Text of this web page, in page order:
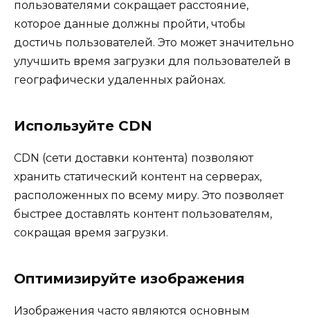
пользователями сокращает расстояние,
которое данные должны пройти, чтобы
достичь пользователей. Это может значительно
улучшить время загрузки для пользователей в
географически удаленных районах.
Используйте CDN
CDN (сети доставки контента) позволяют
хранить статический контент на серверах,
расположенных по всему миру. Это позволяет
быстрее доставлять контент пользователям,
сокращая время загрузки.
Оптимизируйте изображения
Изображения часто являются основным